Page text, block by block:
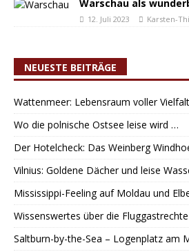
Warschau als
12. Juli 2023 Karsten-
NEUESTE BEITRÄGE
Wattenmeer: Lebensraum voller Vielfalt
Wo die polnische Ostsee leise wird …
Der Hotelcheck: Das Weinberg
Vilnius: Goldene Dächer und leise
Mississippi-Feeling auf Moldau und
Wissenswertes über die Fluggastrechte
Saltburn-by-the-Sea – Logenplatz am